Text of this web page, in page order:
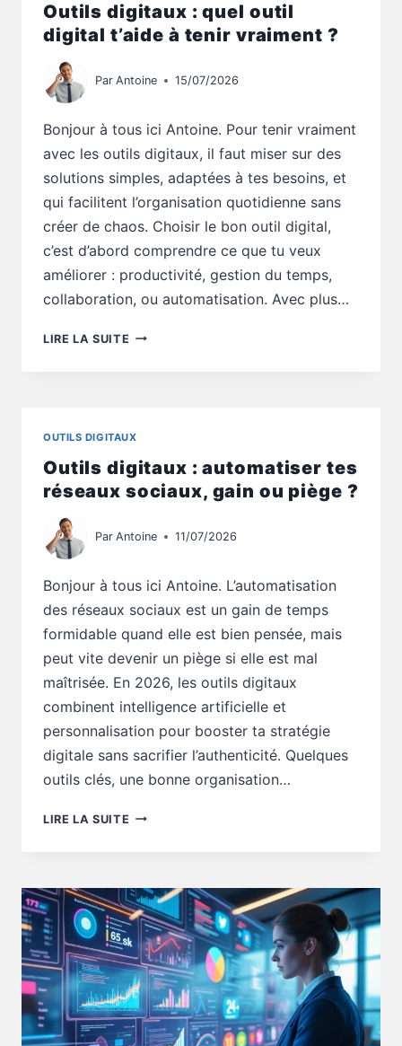
Outils digitaux : quel outil
digital t’aide à tenir vraiment ?
Par Antoine 15/07/2026
Bonjour à tous ici Antoine. Pour tenir vraiment
avec les outils digitaux, il faut miser sur des
solutions simples, adaptées à tes besoins, et
qui facilitent l’organisation quotidienne sans
créer de chaos. Choisir le bon outil digital,
c’est d’abord comprendre ce que tu veux
améliorer : productivité, gestion du temps,
collaboration, ou automatisation. Avec plus…
LIRE LA SUITE OUTILS
À
TENIR
OUTILS DIGITAUX
Outils digitaux : automatiser tes
réseaux sociaux, gain ou piège ?
Par Antoine 11/07/2026
Bonjour à tous ici Antoine. L’automatisation
des réseaux sociaux est un gain de temps
formidable quand elle est bien pensée, mais
peut vite devenir un piège si elle est mal
maîtrisée. En 2026, les outils digitaux
combinent intelligence artificielle et
personnalisation pour booster ta stratégie
digitale sans sacrifier l’authenticité. Quelques
outils clés, une bonne organisation…
LIRE LA SUITE OUTILS
TES
RÉSEAUX
SOCIAUX,
GAIN
OU
PIÈGE
?